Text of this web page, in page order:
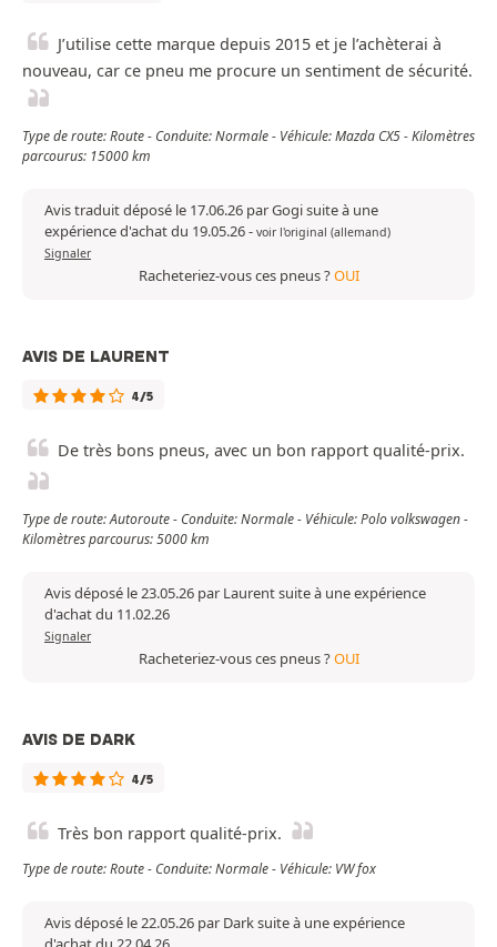
J’utilise cette marque depuis 2015 et je l’achèterai à
nouveau, car ce pneu me procure un sentiment de sécurité.
Type de route: Route - Conduite: Normale - Véhicule: Mazda CX5 - Kilomètres
parcourus: 15000 km
Avis traduit déposé le 17.06.26 par Gogi suite à une
expérience d'achat du 19.05.26- voir l'original (allemand)
Signaler
Racheteriez-vous ces pneus ?OUI
AVIS DE LAURENT
4/5
De très bons pneus, avec un bon rapport qualité-prix.
Type de route: Autoroute - Conduite: Normale - Véhicule: Polo volkswagen -
Kilomètres parcourus: 5000 km
Avis déposé le 23.05.26 par Laurent suite à une expérience
d'achat du 11.02.26
Signaler
Racheteriez-vous ces pneus ?OUI
AVIS DE DARK
4/5
Très bon rapport qualité-prix.
Type de route: Route - Conduite: Normale - Véhicule: VW fox
Avis déposé le 22.05.26 par Dark suite à une expérience